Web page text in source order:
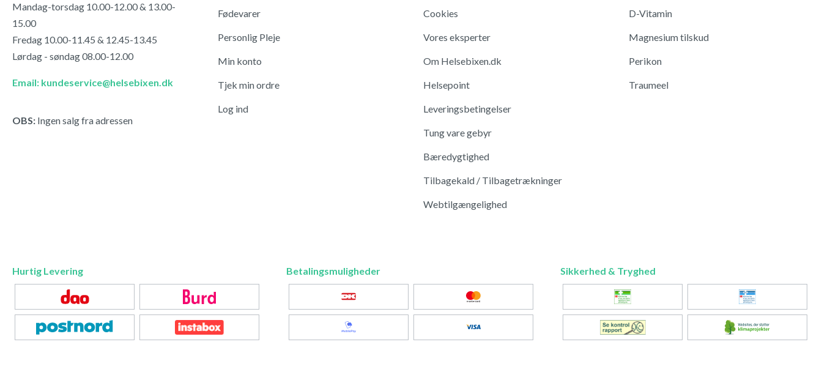
Mandag-torsdag 10.00-12.00 & 13.00-
15.00
Fredag 10.00-11.45 & 12.45-13.45
Lørdag - søndag 08.00-12.00
Email: kundeservice@helsebixen.dk
OBS: Ingen salg fra adressen
Fødevarer
Personlig Pleje
Min konto
Tjek min ordre
Log ind
Cookies
Vores eksperter
Om Helsebixen.dk
Helsepoint
Leveringsbetingelser
Tung vare gebyr
Bæredygtighed
Tilbagekald / Tilbagetrækninger
Webtilgængelighed
D-Vitamin
Magnesium tilskud
Perikon
Traumeel
Hurtig Levering Betalingsmuligheder Sikkerhed & Tryghed